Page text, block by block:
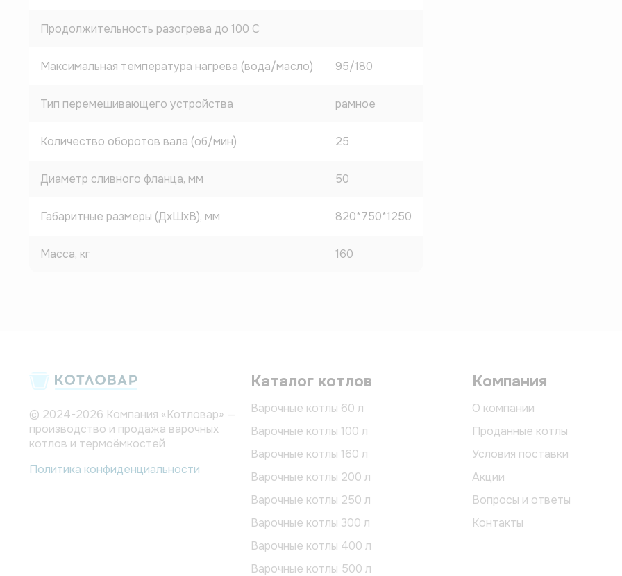
Продолжительность разогрева до 100 C
Максимальная температура нагрева (вода/масло) 95/180
Тип перемешивающего устройства рамное
Количество оборотов вала (об/мин) 25
Диаметр сливного фланца, мм 50
Габаритные размеры (ДхШхВ), мм 820*750*1250
Масса, кг 160
© 2024-2026 Компания «Котловар» —
производство и продажа варочных
котлов и термоёмкостей
Политика конфиденциальности
Каталог котлов
Варочные котлы 60 л
Варочные котлы 100 л
Варочные котлы 160 л
Варочные котлы 200 л
Варочные котлы 250 л
Варочные котлы 300 л
Варочные котлы 400 л
Варочные котлы 500 л
Компания
О компании
Проданные котлы
Условия поставки
Акции
Вопросы и ответы
Контакты